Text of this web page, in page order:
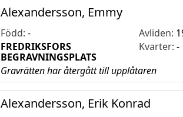
Alexandersson, Emmy
Född: - Avliden:
FREDRIKSFORS
BEGRAVNINGSPLATS
Kvarter:-
Gravrätten har återgått till upplåtaren
Alexandersson, Erik Konrad